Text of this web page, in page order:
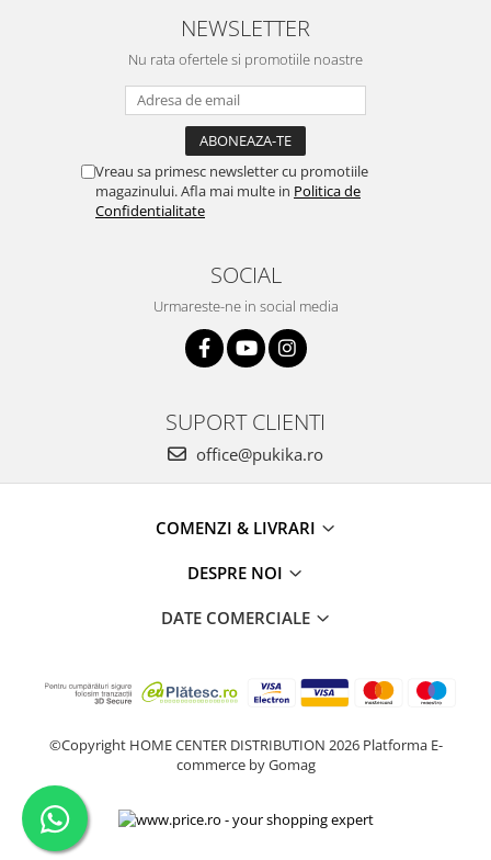
NEWSLETTER
Nu rata ofertele si promotiile noastre
Vreau sa primesc newsletter cu promotiile
magazinului. Afla mai multe in Politica de
Confidentialitate
SOCIAL
Urmareste-ne in social media
SUPORT CLIENTI
office@pukika.ro
COMENZI & LIVRARI
DESPRE NOI
DATE COMERCIALE
©Copyright HOME CENTER DISTRIBUTION 2026 Platforma E-
commerce by Gomag